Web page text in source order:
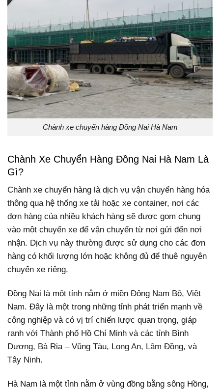
Chành xe chuyển hàng Đồng Nai Hà Nam
Chành Xe Chuyển Hàng Đồng Nai Hà Nam Là
Gì?
Chành xe chuyển hàng là dịch vụ vận chuyển hàng hóa
thông qua hệ thống xe tải hoặc xe container, nơi các
đơn hàng của nhiều khách hàng sẽ được gom chung
vào một chuyến xe để vận chuyển từ nơi gửi đến nơi
nhận. Dịch vụ này thường được sử dụng cho các đơn
hàng có khối lượng lớn hoặc không đủ để thuê nguyên
chuyến xe riêng.
Đồng Nai là một tỉnh nằm ở miền Đông Nam Bộ, Việt
Nam. Đây là một trong những tỉnh phát triển mạnh về
công nghiệp và có vị trí chiến lược quan trọng, giáp
ranh với Thành phố Hồ Chí Minh và các tỉnh Bình
Dương, Bà Rịa – Vũng Tàu, Long An, Lâm Đồng, và
Tây Ninh.
Hà Nam là một tỉnh nằm ở vùng đồng bằng sông Hồng,